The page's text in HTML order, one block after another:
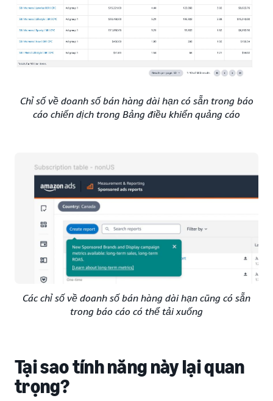
Chỉ số về doanh số bán hàng dài hạn có sẵn trong báo
cáo chiến dịch trong Bảng điều khiển quảng cáo
Các chỉ số về doanh số bán hàng dài hạn cũng có sẵn
trong báo cáo có thể tải xuống
Tại sao tính năng này lại quan
trọng?